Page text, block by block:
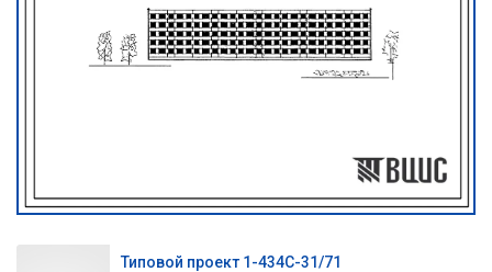
Типовой проект 1-434С-31/71